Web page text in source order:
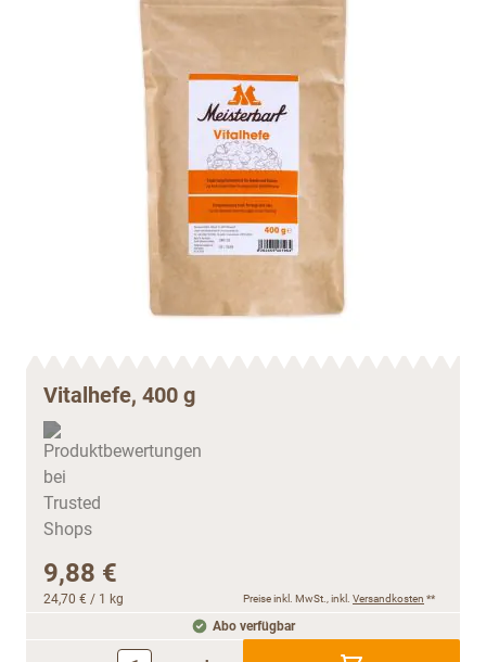
Vitalhefe, 400 g
9,88 €
24,70 € / 1 kg Preise inkl. MwSt., inkl. Versandkosten **
Abo verfügbar